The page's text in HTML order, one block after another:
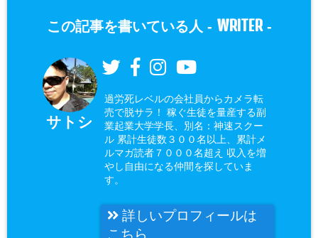
この記事を書いている人 - WRITER-
サトシ
過労死レベルの会社員からカメラ転
売で脱サラ！ 稼ぐ生徒を量産する副
業起業大学学長、別名：神速スクー
ル 累計生徒数３００名以上、累計メ
ルマガ読者７０００名超え 収入を増
やし自由になる仲間を探していま
す。
詳しいプロフィールは
こちら